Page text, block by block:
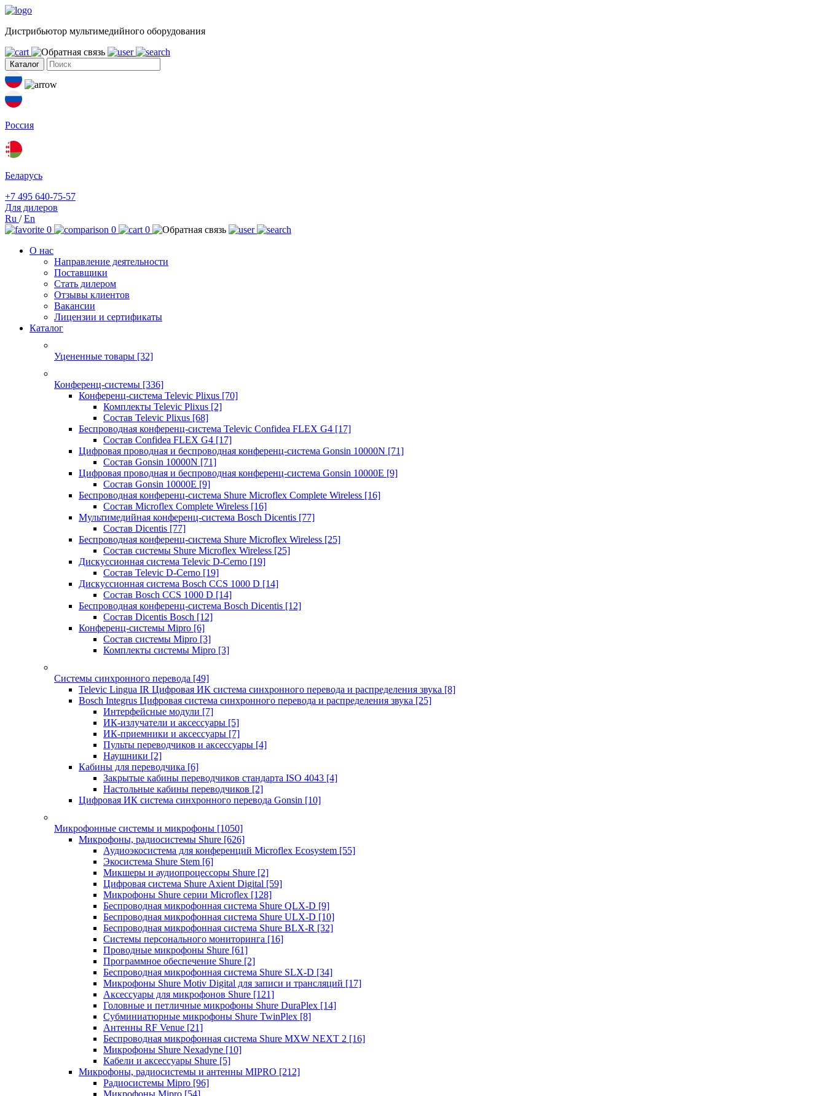
Дистрибьютор мультимедийного оборудования
Каталог
Россия
Беларусь
+7 495 640-75-57
Для дилеров
Ru /En
0
0
0
О нас
Направление деятельности
Поставщики
Стать дилером
Отзывы клиентов
Вакансии
Лицензии и сертификаты
Каталог
Уцененные товары [32]
Конференц-системы [336]
Конференц-система Televic Plixus [70]
Комплекты Televic Plixus [2]
Состав Televic Plixus [68]
Беспроводная конференц-система Televic Confidea FLEX G4 [17]
Состав Confidea FLEX G4 [17]
Цифровая проводная и беспроводная конференц-система Gonsin 10000N [71]
Состав Gonsin 10000N [71]
Цифровая проводная и беспроводная конференц-система Gonsin 10000E [9]
Состав Gonsin 10000E [9]
Беспроводная конференц-система Shure Microflex Complete Wireless [16]
Состав Microflex Complete Wireless [16]
Мультимедийная конференц-система Bosch Dicentis [77]
Состав Dicentis [77]
Беспроводная конференц-система Shure Microflex Wireless [25]
Состав системы Shure Microflex Wireless [25]
Дискуссионная система Televic D-Cerno [19]
Состав Televic D-Cerno [19]
Дискуссионная система Bosch CCS 1000 D [14]
Состав Bosch CCS 1000 D [14]
Беспроводная конференц-система Bosch Dicentis [12]
Состав Dicentis Bosch [12]
Конференц-системы Mipro [6]
Состав системы Mipro [3]
Комплекты системы Mipro [3]
Системы синхронного перевода [49]
Televic Lingua IR Цифровая ИК система синхронного перевода и распределения звука [8]
Bosch Integrus Цифровая система синхронного перевода и распределения звука [25]
Интерфейсные модули [7]
ИК-излучатели и аксессуары [5]
ИК-приемники и аксессуары [7]
Пульты переводчиков и аксессуары [4]
Наушники [2]
Кабины для переводчика [6]
Закрытые кабины переводчиков стандарта ISO 4043 [4]
Настольные кабины переводчиков [2]
Цифровая ИК система синхронного перевода Gonsin [10]
Микрофонные системы и микрофоны [1050]
Микрофоны, радиосистемы Shure [626]
Аудиоэкосистема для конференций Microflex Ecosystem [55]
Экосистема Shure Stem [6]
Микшеры и аудиопроцессоры Shure [2]
Цифровая система Shure Axient Digital [59]
Микрофоны Shure серии Microflex [128]
Беспроводная микрофонная система Shure QLX-D [9]
Беспроводная микрофонная система Shure ULX-D [10]
Беспроводная микрофонная система Shure BLX-R [32]
Системы персонального мониторинга [16]
Проводные микрофоны Shure [61]
Программное обеспечение Shure [2]
Беспроводная микрофонная система Shure SLX-D [34]
Микрофоны Shure Motiv Digital для записи и трансляций [17]
Аксессуары для микрофонов Shure [121]
Головные и петличные микрофоны Shure DuraPlex [14]
Субминиатюрные микрофоны Shure TwinPlex [8]
Антенны RF Venue [21]
Беспроводная микрофонная система Shure MXW NEXT 2 [16]
Микрофоны Shure Nexadyne [10]
Кабели и аксессуары Shure [5]
Микрофоны, радиосистемы и антенны MIPRO [212]
Радиосистемы Mipro [96]
Микрофоны Mipro [54]